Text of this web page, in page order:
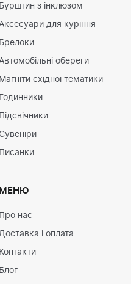
Бурштин з інклюзом
для куріння
Брелоки
обереги
Магніти східної тематики
Годинники
Підсвічники
Сувеніри
Писанки
МЕНЮ
Про нас
і оплата
Контакти
Блог